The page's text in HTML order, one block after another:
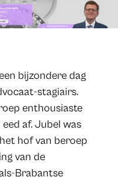
bijzondere dag
stagiairs.
enthousiaste
af. Jubel was
hof van beroep
van de
Brabantse